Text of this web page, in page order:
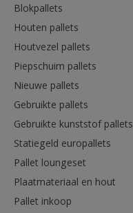
Blokpallets
Houten pallets
Houtvezel pallets
Piepschuim pallets
Nieuwe pallets
Gebruikte pallets
Gebruikte kunststof pallets
Statiegeld europallets
Pallet loungeset
Plaatmateriaal en hout
Pallet inkoop